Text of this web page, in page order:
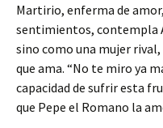
Martirio, enferma de
sentimientos, contempla
sino como una mujer
que ama. “No te miro ya
capacidad de sufrir esta
que Pepe el Romano la